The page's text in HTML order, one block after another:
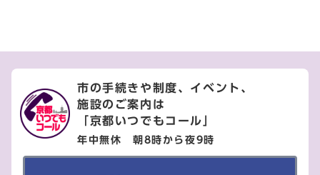
市の手続きや制度、イベント、
施設のご案内は
「京都いつでもコール」
年中無休 朝8時から夜9時